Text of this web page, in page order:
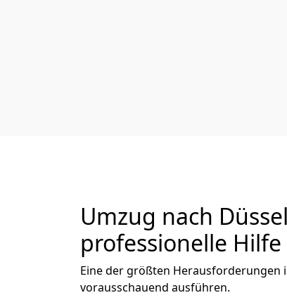
Umzug nach
professionelle
Eine der größten Herausforderungen
vorausschauend ausführen.